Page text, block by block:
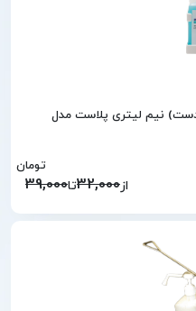
نیم لیتری پلاست مدل
از32,000تا39,000
تومان